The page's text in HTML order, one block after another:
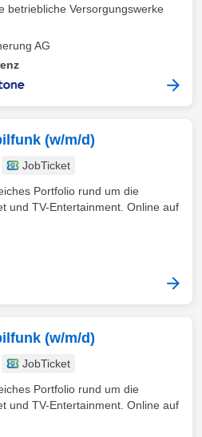
betriebliche Versorgungswerke
AG
(w/m/d)
JobTicket
Portfolio rund um die
und TV-Entertainment. Online auf
(w/m/d)
JobTicket
Portfolio rund um die
und TV-Entertainment. Online auf